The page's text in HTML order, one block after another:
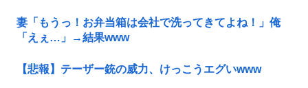
妻「もうっ！お弁当箱は会社で洗ってきてよね！」俺
「えぇ…」→結果www
【悲報】テーザー銃の威力、けっこうエグいwww